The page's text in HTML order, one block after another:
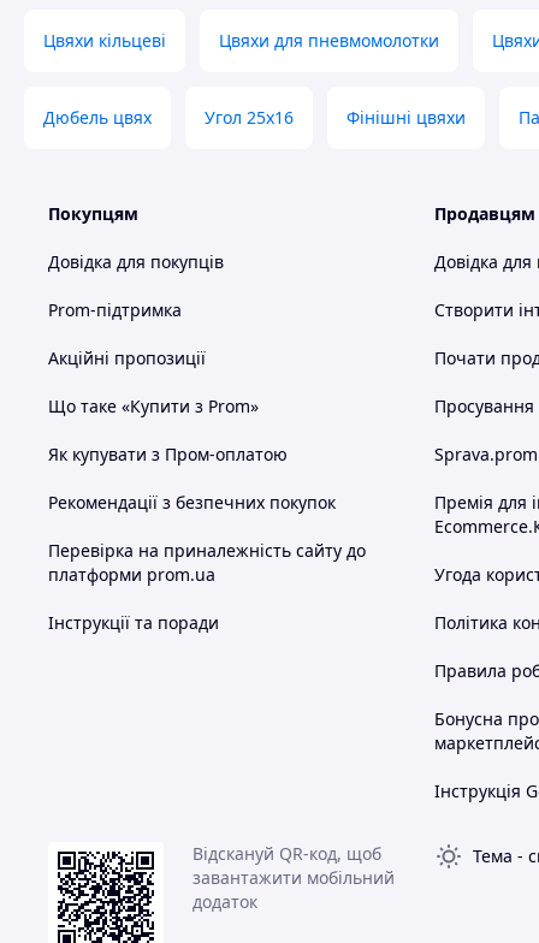
Цвяхи кільцеві Цвяхи для пневмомолотки
Дюбель цвях Угол 25х16 Фінішні цвяхи
Покупцям
Довідка для покупців
Prom-підтримка
Акційні пропозиції
Що таке «Купити з Prom»
Як купувати з Пром-оплатою
Рекомендації з безпечних покупок
Перевірка на приналежність сайту до
платформи prom.ua
Інструкції та поради
Продавцям
Довідка для
Створити
Почати
Просування
Премія для
Угода
Політика
Правила
Бонусна
Інструкція
Відскануй QR-код, щоб
завантажити мобільний
додаток
Тема -